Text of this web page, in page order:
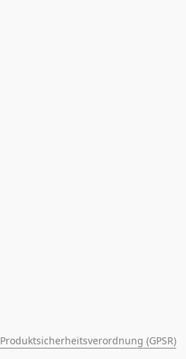
Produktsicherheitsverordnung (GPSR)